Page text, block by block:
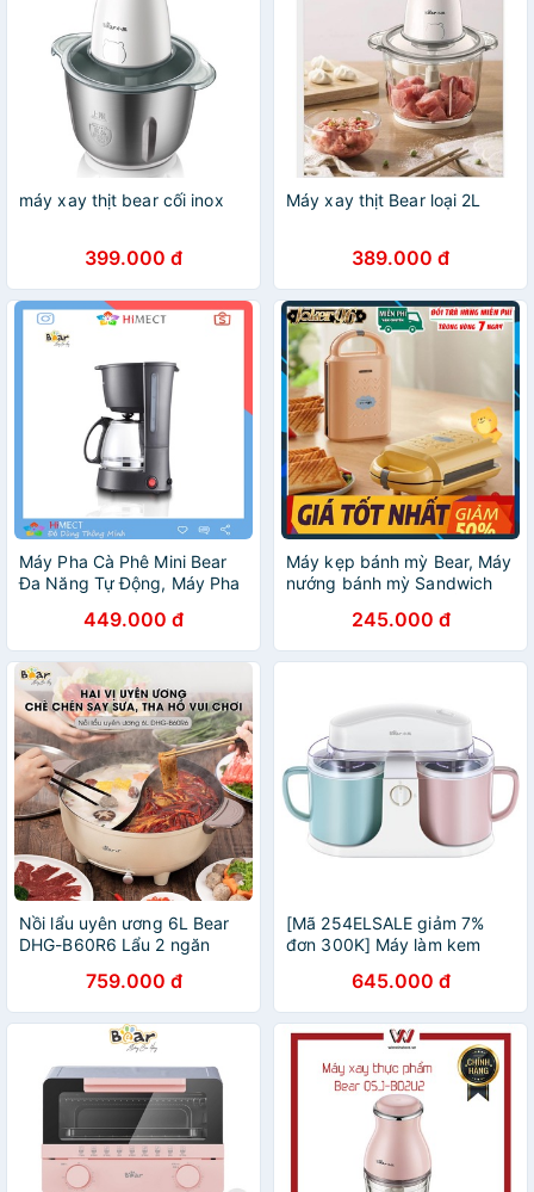
máy xay thịt bear cối inox
399.000 đ
Máy xay thịt Bear loại 2L
389.000 đ
Máy Pha Cà Phê Mini Bear
Đa Năng Tự Động, Máy Pha
449.000 đ
Máy kẹp bánh mỳ Bear, Máy
nướng bánh mỳ Sandwich
HÀNH 6 THÁNG
245.000 đ
Nồi lẩu uyên ương 6L Bear
DHG-B60R6 Lẩu 2 ngăn
12 tháng759.000 đ
[Mã 254ELSALE giảm 7%
đơn 300K] Máy làm kem
hàng chính hãng.
645.000 đ